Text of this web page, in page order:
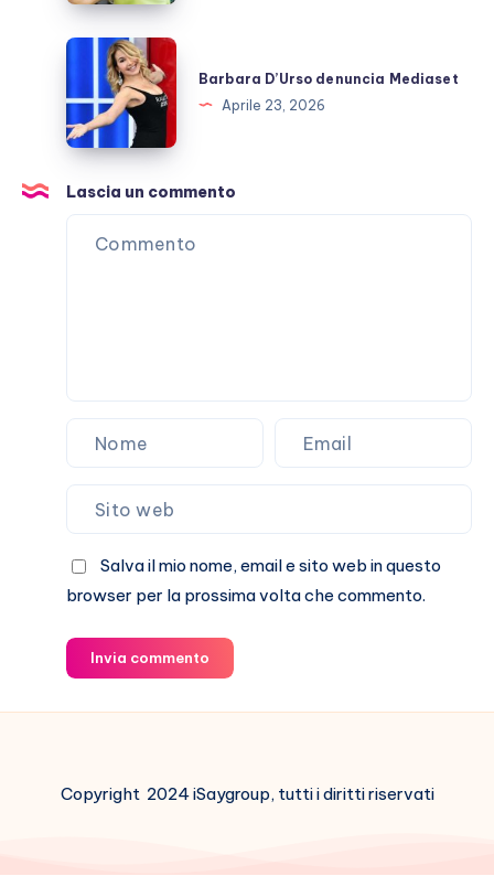
dopo
GFVip?
Barbara
D’Urso
denuncia
Mediaset
Barbara D’Urso denuncia Mediaset
Aprile 23, 2026
Lascia un commento
Salva il mio nome, email e sito web in questo
browser per la prossima volta che commento.
Invia commento
Copyright 2024 iSaygroup, tutti i diritti riservati